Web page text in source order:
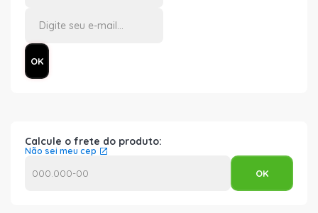
Calcule o frete do produto:
Não sei meu cep